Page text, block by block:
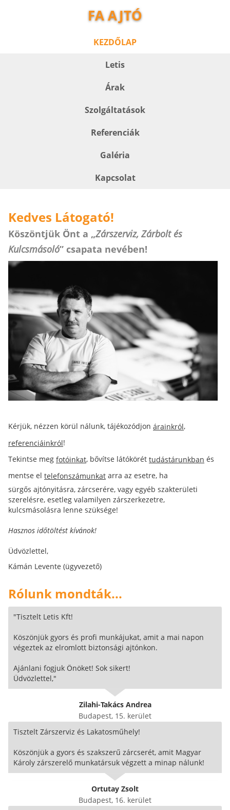
FA AJTÓ
KEZDŐLAP
Letis
Árak
Szolgáltatások
Referenciák
Galéria
Kapcsolat
Kedves Látogató!
Köszöntjük Önt a „Zárszerviz, Zárbolt és
Kulcsmásoló” csapata nevében!
Kérjük, nézzen körül nálunk, tájékozódjon árainkról,
referenciáinkról!
Tekintse meg fotóinkat, bővítse látókörét tudástárunkban és
mentse el telefonszámunkat arra az esetre, ha
sürgős ajtónyitásra, zárcserére, vagy egyéb szakterületi
szerelésre, esetleg valamilyen zárszerkezetre,
kulcsmásolásra lenne szüksége!
Hasznos időtöltést kívánok!
Üdvözlettel,
Kámán Levente (ügyvezető)
Rólunk mondták...
"Tisztelt Letis Kft!
Köszönjük gyors és profi munkájukat, amit a mai napon
végeztek az elromlott biztonsági ajtónkon.
Ajánlani fogjuk Önöket! Sok sikert!
Üdvözlettel,"
Zilahi-Takács Andrea
Budapest, 15. kerület
Tisztelt Zárszerviz és Lakatosműhely!
Köszönjük a gyors és szakszerű zárcserét, amit Magyar
Károly zárszerelő munkatársuk végzett a minap nálunk!
Ortutay Zsolt
Budapest, 16. kerület